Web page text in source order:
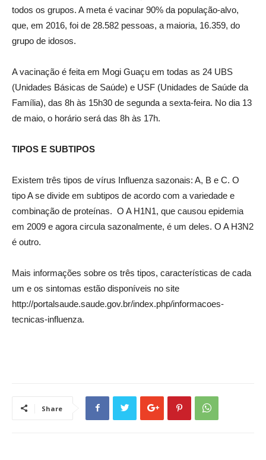
todos os grupos. A meta é vacinar 90% da população-alvo,
que, em 2016, foi de 28.582 pessoas, a maioria, 16.359, do
grupo de idosos.
A vacinação é feita em Mogi Guaçu em todas as 24 UBS
(Unidades Básicas de Saúde) e USF (Unidades de Saúde da
Família), das 8h às 15h30 de segunda a sexta-feira. No dia 13
de maio, o horário será das 8h às 17h.
TIPOS E SUBTIPOS
Existem três tipos de vírus Influenza sazonais: A, B e C. O
tipo A se divide em subtipos de acordo com a variedade e
combinação de proteínas. O A H1N1, que causou epidemia
em 2009 e agora circula sazonalmente, é um deles. O A H3N2
é outro.
Mais informações sobre os três tipos, características de cada
um e os sintomas estão disponíveis no site
http://portalsaude.saude.gov.br/index.php/informacoes-
tecnicas-influenza.
Share